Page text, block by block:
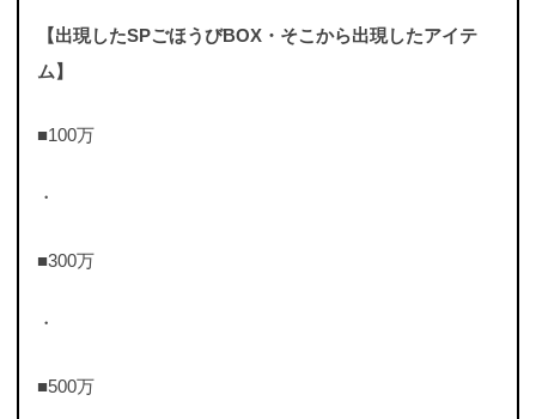
【出現したSPごほうびBOX・そこから出現したアイテ
ム】
■100万
・
■300万
・
■500万